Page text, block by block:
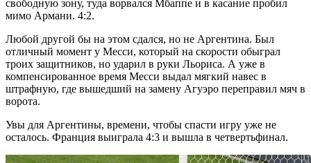
свободную зону, туда ворвался Мбаппе и в касание пробил
мимо Армани. 4:2.
Любой другой бы на этом сдался, но не Аргентина. Был
отличный момент у Месси, который на скорости обыграл
троих защитников, но ударил в руки Льориса. А уже в
компенсированное время Месси выдал мягкий навес в
штрафную, где вышедший на замену Агуэро переправил мяч в
ворота.
Увы для Аргентины, времени, чтобы спасти игру уже не
осталось. Франция выиграла 4:3 и вышла в четвертьфинал.